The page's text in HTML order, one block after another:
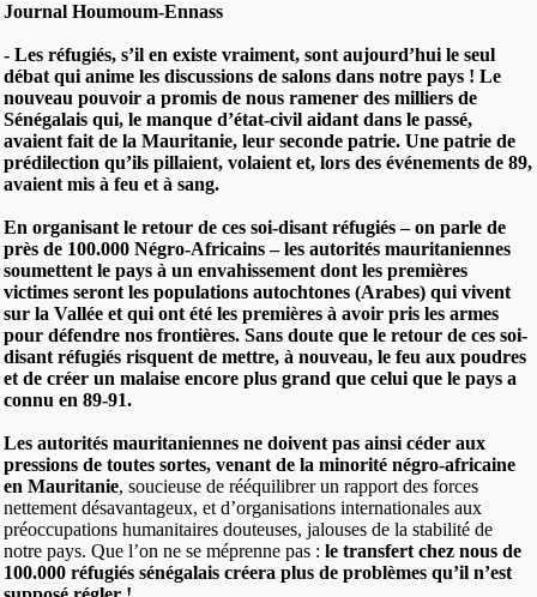
Journal Houmoum-Ennass
- Les réfugiés, s’il en existe vraiment, sont aujourd’hui le seul
débat qui anime les discussions de salons dans notre pays ! Le
nouveau pouvoir a promis de nous ramener des milliers de
Sénégalais qui, le manque d’état-civil aidant dans le passé,
avaient fait de la Mauritanie, leur seconde patrie. Une patrie de
prédilection qu’ils pillaient, volaient et, lors des événements de 89,
avaient mis à feu et à sang.
En organisant le retour de ces soi-disant réfugiés– on parle de
près de 100.000 Négro-Africains –les autorités mauritaniennes
soumettent le pays à un envahissement dont les premières
victimes seront les populations autochtones (Arabes) qui vivent
sur la Vallée et qui ont été les premières à avoir pris les armes
pour défendre nos frontières. Sans doute que le retour de ces soi-
disant réfugiés risquent de mettre, à nouveau, le feu aux poudres
et de créer un malaise encore plus grand que celui que le pays a
connu en 89-91.
Les autorités mauritaniennes ne doivent pas ainsi céder aux
pressions de toutes sortes, venant de la minorité négro-africaine
en Mauritanie, soucieuse de rééquilibrer un rapport des forces
nettement désavantageux, et d’organisations internationales aux
préoccupations humanitaires douteuses, jalouses de la stabilité de
notre pays. Que l’on ne se méprenne pas : le transfert chez nous de
100.000 réfugiés sénégalais créera plus de problèmes qu’il n’est